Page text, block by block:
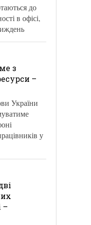
до
в офісі,
з
–
України
у
–